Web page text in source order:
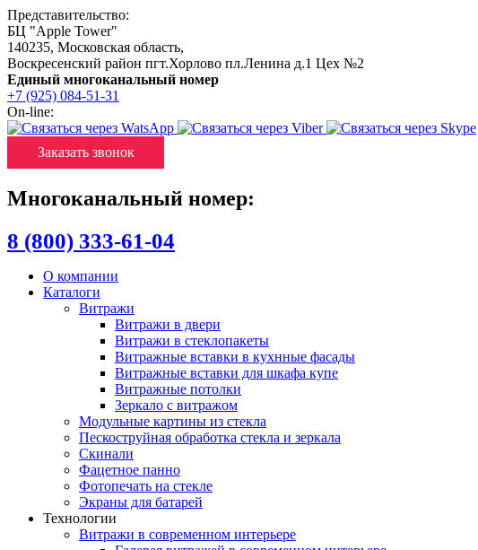
Представительство:
БЦ "Apple Tower"
140235, Московская область,
Воскресенский район пгт.Хорлово пл.Ленина д.1 Цех №2
Единый многоканальный номер
+7 (925) 084-51-31
On-line:
Заказать звонок
Многоканальный номер:
8 (800) 333-61-04
О компании
Каталоги
Витражи
Витражи в двери
Витражи в стеклопакеты
Витражные вставки в кухнные фасады
Витражные вставки для шкафа купе
Витражные потолки
Зеркало с витражом
Модульные картины из стекла
Пескоструйная обработка стекла и зеркала
Скинали
Фацетное панно
Фотопечать на стекле
Экраны для батарей
Технологии
Витражи в современном интерьере